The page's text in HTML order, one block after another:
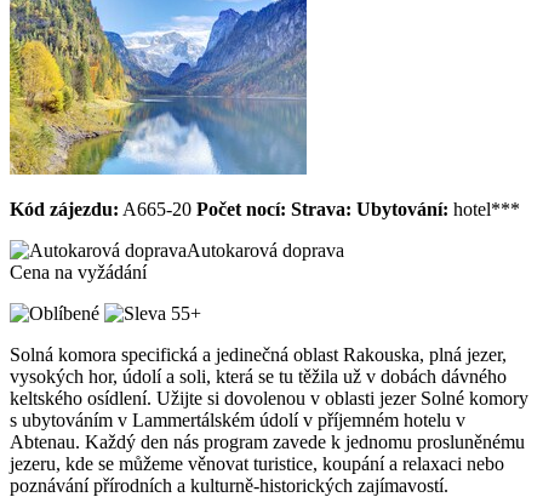
Kód zájezdu: A665-20 Počet nocí: Strava: Ubytování: hotel***
Autokarová doprava
Cena na vyžádání
Solná komora specifická a jedinečná oblast Rakouska, plná jezer,
vysokých hor, údolí a soli, která se tu těžila už v dobách dávného
keltského osídlení. Užijte si dovolenou v oblasti jezer Solné komory
s ubytováním v Lammertálském údolí v příjemném hotelu v
Abtenau. Každý den nás program zavede k jednomu prosluněnému
jezeru, kde se můžeme věnovat turistice, koupání a relaxaci nebo
poznávání přírodních a kulturně-historických zajímavostí.